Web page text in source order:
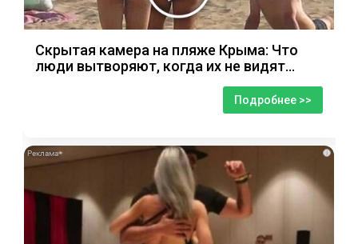
Скрытая камера на пляже Крыма: Что
люди вытворяют, когда их не видят...
Подробнее >>
i